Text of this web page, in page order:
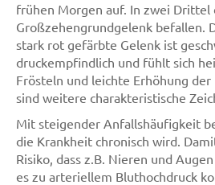
frühen Morgen auf. In zwei Drittel
Großzehengrundgelenk befallen.
stark rot gefärbte Gelenk ist
druckempfindlich und fühlt sich
Frösteln und leichte Erhöhung
sind weitere charakteristische
Mit steigender Anfallshäufigkeit
die Krankheit chronisch wird.
Risiko, dass z.B. Nieren und
es zu arteriellem Bluthochdruck